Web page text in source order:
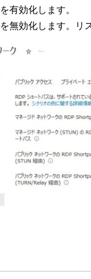
有効化します。
無効化します。リ